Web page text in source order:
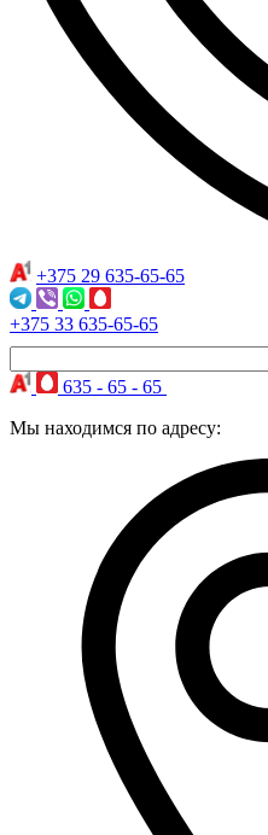
+375 29 635-65-65
+375 33 635-65-65
635 - 65 - 65
Мы находимся по адресу: